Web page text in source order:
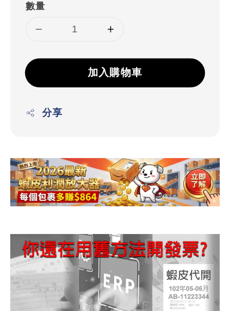
數量
加入購物車
分享